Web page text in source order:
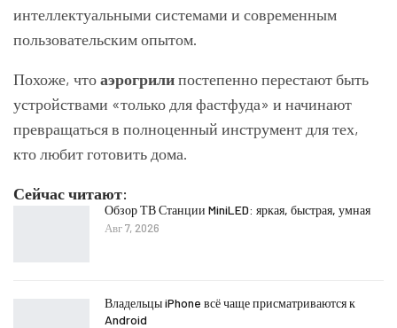
интеллектуальными системами и современным
пользовательским опытом.
Похоже, чтоаэрогрилипостепенно перестают быть
устройствами «только для фастфуда» и начинают
превращаться в полноценный инструмент для тех,
кто любит готовить дома.
Сейчас читают:
Обзор ТВ Станции MiniLED: яркая, быстрая, умная
Авг 7, 2026
Владельцы iPhone всё чаще присматриваются к
Android